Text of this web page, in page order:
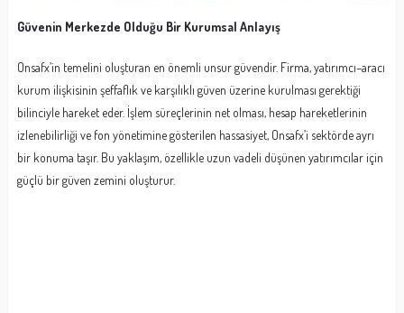
Güvenin Merkezde Olduğu Bir Kurumsal Anlayış
Onsafx’in temelini oluşturan en önemli unsur güvendir. Firma, yatırımcı–aracı
kurum ilişkisinin şeffaflık ve karşılıklı güven üzerine kurulması gerektiği
bilinciyle hareket eder. İşlem süreçlerinin net olması, hesap hareketlerinin
izlenebilirliği ve fon yönetimine gösterilen hassasiyet, Onsafx’i sektörde ayrı
bir konuma taşır. Bu yaklaşım, özellikle uzun vadeli düşünen yatırımcılar için
güçlü bir güven zemini oluşturur.